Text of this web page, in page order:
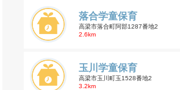
落合学童保育
高梁市落合町阿部1287番地2
2.6km
玉川学童保育
高梁市玉川町玉1528番地2
3.2km